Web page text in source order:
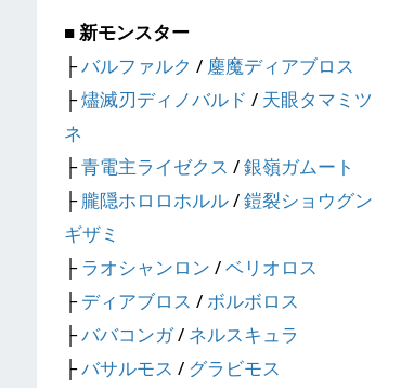
■ 新モンスター
├バルファルク / 鏖魔ディアブロス
├燼滅刃ディノバルド / 天眼タマミツ
ネ
├青電主ライゼクス /銀嶺ガムート
├朧隠ホロロホルル/鎧裂ショウグン
ギザミ
├ラオシャンロン /ベリオロス
├ディアブロス /ボルボロス
├ババコンガ/ ネルスキュラ
├バサルモス / グラビモス